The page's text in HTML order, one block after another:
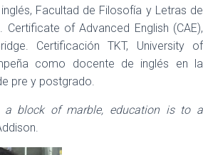
Facultad de Filosofía y Letras de
Certificate of Advanced English (CAE),
Certificación TKT, University of
como docente de inglés en la
pre y postgrado.
a block of marble, education is to a